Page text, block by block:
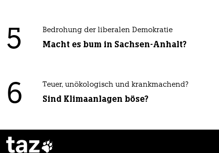
5 Bedrohung der liberalen Demokratie
Macht es bum in Sachsen-Anhalt?
6 Teuer, unökologisch und krankmachend?
Sind Klimaanlagen böse?
taz